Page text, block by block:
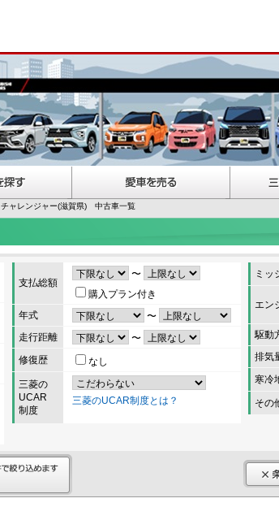
チャレンジャー(滋賀県) 中古車一覧
支払総額
〜
購入プラン付き
年式
〜
走行距離
〜
修復歴
なし
三菱の
UCAR
制度
三菱のUCAR制度とは？
ミッ
エン
駆動
排気
寒冷
その